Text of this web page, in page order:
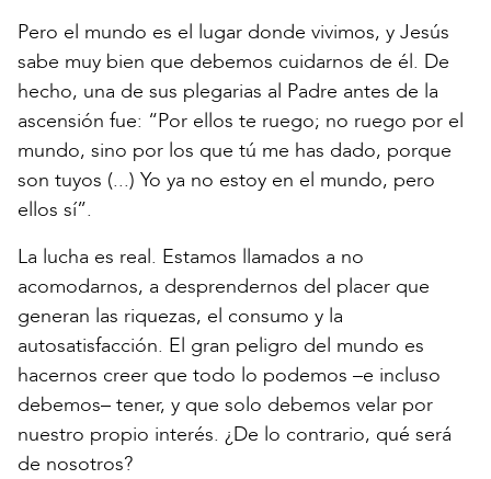
Pero el mundo es el lugar donde vivimos, y Jesús
sabe muy bien que debemos cuidarnos de él. De
hecho, una de sus plegarias al Padre antes de la
ascensión fue: “Por ellos te ruego; no ruego por el
mundo, sino por los que tú me has dado, porque
son tuyos (...) Yo ya no estoy en el mundo, pero
ellos sí”.
La lucha es real. Estamos llamados a no
acomodarnos, a desprendernos del placer que
generan las riquezas, el consumo y la
autosatisfacción. El gran peligro del mundo es
hacernos creer que todo lo podemos –e incluso
debemos– tener, y que solo debemos velar por
nuestro propio interés. ¿De lo contrario, qué será
de nosotros?